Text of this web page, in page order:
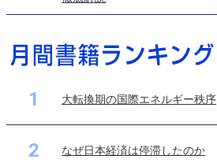
1 大転換期の国際エネルギー秩序
2 なぜ日本経済は停滞したのか